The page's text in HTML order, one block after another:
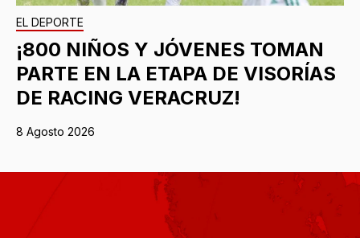
EL DEPORTE
¡800 NIÑOS Y JÓVENES TOMAN
PARTE EN LA ETAPA DE VISORÍAS
DE RACING VERACRUZ!
8 Agosto 2026